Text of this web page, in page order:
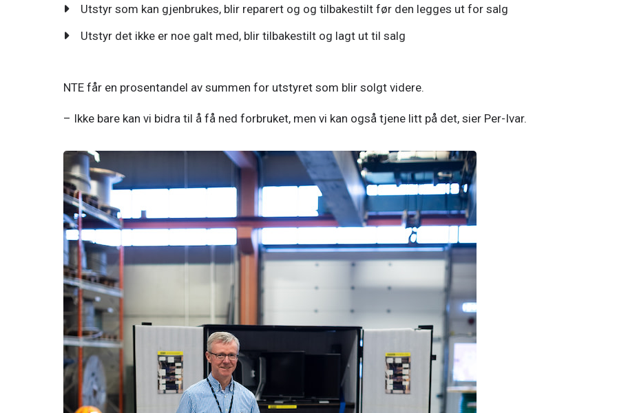
Utstyr som kan gjenbrukes, blir reparert og og tilbakestilt før den legges ut for salg
Utstyr det ikke er noe galt med, blir tilbakestilt og lagt ut til salg
NTE får en prosentandel av summen for utstyret som blir solgt videre.
– Ikke bare kan vi bidra til å få ned forbruket, men vi kan også tjene litt på det, sier Per-Ivar.